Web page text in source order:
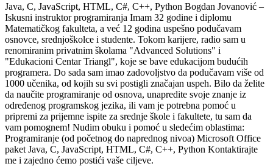
Java, C, JavaScript, HTML, C#, C++, Python Bogdan Jovanović –
Iskusni instruktor programiranja Imam 32 godine i diplomu
Matematičkog fakulteta, a već 12 godina uspešno podučavam
osnovce, srednjoškolce i studente. Tokom karijere, radio sam u
renomiranim privatnim školama "Advanced Solutions" i
"Edukacioni Centar Triangl", koje se bave edukacijom budućih
programera. Do sada sam imao zadovoljstvo da podučavam više od
1000 učenika, od kojih su svi postigli značajan uspeh. Bilo da želite
da naučite programiranje od osnova, unapredite svoje znanje iz
određenog programskog jezika, ili vam je potrebna pomoć u
pripremi za prijemne ispite za srednje škole i fakultete, tu sam da
vam pomognem! Nudim obuku i pomoć u sledećim oblastima:
Programiranje (od početnog do naprednog nivoa) Microsoft Office
paket Java, C, JavaScript, HTML, C#, C++, Python Kontaktirajte
me i zajedno ćemo postići vaše ciljeve.